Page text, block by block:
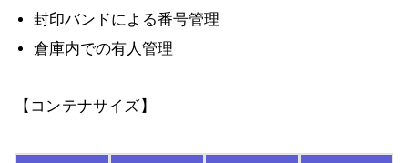
封印バンドによる番号管理
倉庫内での有人管理
【コンテナサイズ】